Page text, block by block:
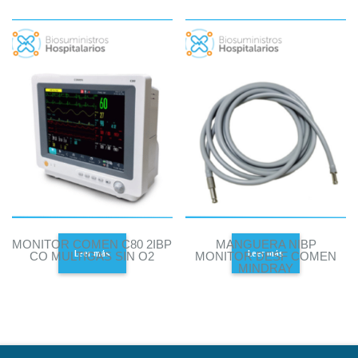
MONITOR COMEN C80 2IBP
CO MULTIGAS SIN O2
Leer más
MANGUERA NIBP
MONITOR DESF COMEN
MINDRAY
Leer más